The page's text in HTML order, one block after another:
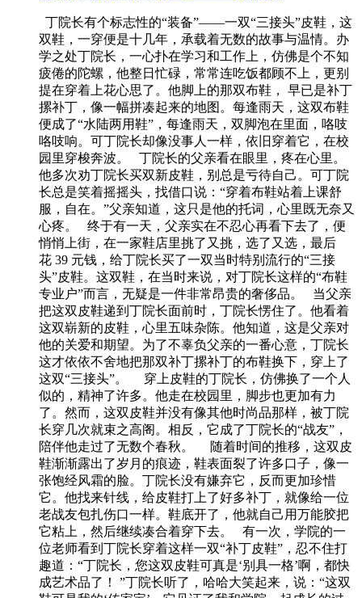
丁院长有个标志性的“装备”——一双“三接头”皮鞋，这
双鞋，一穿便是十几年，承载着无数的故事与温情。办
学之处丁院长，一心扑在学习和工作上，仿佛是个不知
疲倦的陀螺，他整日忙碌，常常连吃饭都顾不上，更别
提在穿着上花心思了。他脚上的那双布鞋， 早已是补丁
摞补丁，像一幅拼凑起来的地图。每逢雨天，这双布鞋
便成了“水陆两用鞋”，每逢雨天，双脚泡在里面，咯吱
咯吱响。可丁院长却像没事人一样，依旧穿着它，在校
园里穿梭奔波。 丁院长的父亲看在眼里，疼在心里。
他多次劝丁院长买双新皮鞋，别总是亏待自己。可丁院
长总是笑着摇摇头，找借口说：“穿着布鞋站着上课舒
服，自在。”父亲知道，这只是他的托词，心里既无奈又
心疼。 终于有一天，父亲实在不忍心再看下去了，便
悄悄上街，在一家鞋店里挑了又挑，选了又选，最后
花 39 元钱，给丁院长买了一双当时特别流行的“三接
头”皮鞋。这双鞋，在当时来说，对丁院长这样的“布鞋
专业户”而言，无疑是一件非常昂贵的奢侈品。 当父亲
把这双皮鞋递到丁院长面前时，丁院长愣住了。他看着
这双崭新的皮鞋，心里五味杂陈。他知道，这是父亲对
他的关爱和期望。为了不辜负父亲的一番心意，丁院长
这才依依不舍地把那双补丁摞补丁的布鞋换下，穿上了
这双“三接头”。 穿上皮鞋的丁院长，仿佛换了一个人
似的，精神了许多。他走在校园里，脚步也更加有力
了。然而，这双皮鞋并没有像其他时尚品那样，被丁院
长穿几次就束之高阁。相反，它成了丁院长的“战友”，
陪伴他走过了无数个春秋。 随着时间的推移，这双皮
鞋渐渐露出了岁月的痕迹，鞋表面裂了许多口子，像一
张饱经风霜的脸。丁院长没有嫌弃它，反而更加珍惜
它。他找来针线，给皮鞋打上了好多补丁，就像给一位
老战友包扎伤口一样。鞋底开了，他就自己用万能胶把
它粘上，然后继续凑合着穿下去。 有一次，学院的一
位老师看到丁院长穿着这样一双“补丁皮鞋”，忍不住打
趣道：“丁院长，您这双皮鞋可真是‘别具一格’啊，都快
成艺术品了！ ”丁院长听了，哈哈大笑起来，说：“这双